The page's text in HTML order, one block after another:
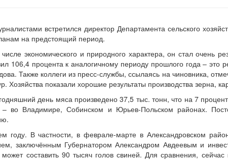
встретился директор Департамента сельского
на предстоящий период.
экономического и природного характера, он стал очень
106,4 процента к аналогичному периоду прошлого года – это
Также коллеги из пресс-службы, ссылаясь на чиновника,
Хозяйства показали хорошие результаты производства зерна,
день мяса произведено 37,5 тыс. тонн, что на 7
во Владимире, Собинском и Юрьев-Польском районах.
В частности, в феврале-марте в Александровском
заключённым Губернатором Александром Авдеевым и
составить 90 тысяч голов свиней. Для сравнения,